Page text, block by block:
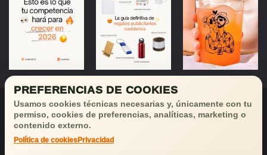
PREFERENCIAS DE COOKIES
Usamos cookies técnicas necesarias y, únicamente con tu
permiso, cookies de preferencias, analíticas, marketing o
contenido externo.
Política de cookies Privacidad